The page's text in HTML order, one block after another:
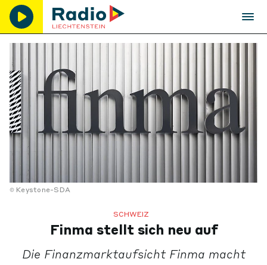
Keystone-SDA
SCHWEIZ
Finma stellt sich neu auf
Die Finanzmarktaufsicht Finma macht